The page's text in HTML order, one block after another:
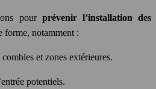
pour prévenir l’installation des
forme, notamment :
et zones extérieures.
potentiels.